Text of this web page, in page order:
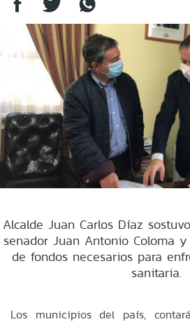
Alcalde Juan Carlos Díaz
senador Juan Antonio Coloma
de fondos necesarios para
sanitaria.
Los municipios del país,